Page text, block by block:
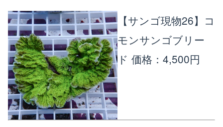
【サンゴ現物26】コ
モンサンゴブリー
ド 価格：4,500円